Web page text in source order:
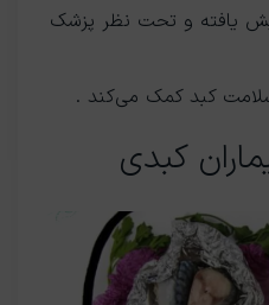
یافته و تحت نظر پزشک
کبد کمک می‌کند .
کبدی